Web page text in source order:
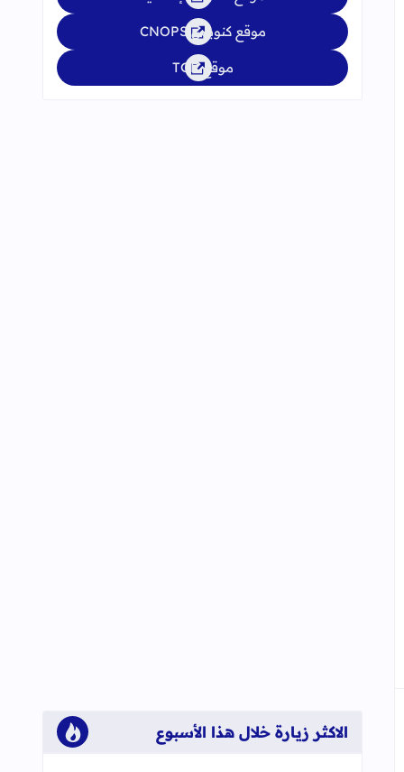
موقع كنوبس CNOPS
موقع TGR
الاكثر زيارة خلال هذا الأسبوع